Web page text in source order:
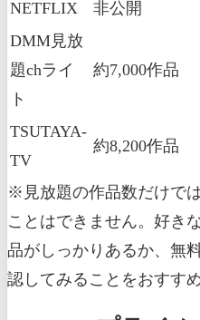
NETFLIX
非公開
DMM見放
題chライ
ト
約7,000作品
TSUTAYA-
TV
約8,200作品
※見放題の作品数だけで
ことはできません。好き
品がしっかりあるか、無
認してみることをおすす